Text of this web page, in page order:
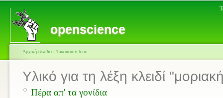
openscience
Αρχική σελίδα › Taxonomy term
Υλικό για τη λέξη κλειδί
Πέρα απ' τα γονίδια